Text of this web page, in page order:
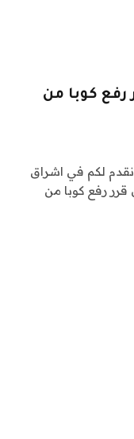
رفع كوبا من
عاجلة: نقدم لكم في اشراق
قرر رفع كوبا من